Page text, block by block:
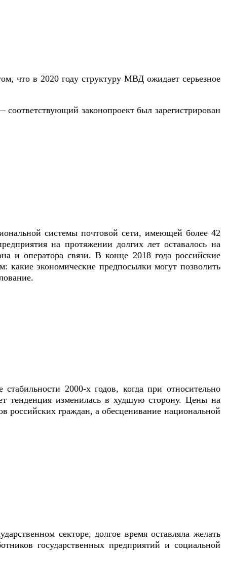
что в 2020 году структуру МВД ожидает серьезное
законопроект был зарегистрирован
системы почтовой сети, имеющей более 42
на протяжении долгих лет оставалось на
и оператора связи. В конце 2018 года российские
экономические предпосылки могут позволить
2000-х годов, когда при относительно
тенденция изменилась в худшую сторону. Цены на
российских граждан, а обесценивание национальной
секторе, долгое время оставляла желать
государственных предприятий и социальной